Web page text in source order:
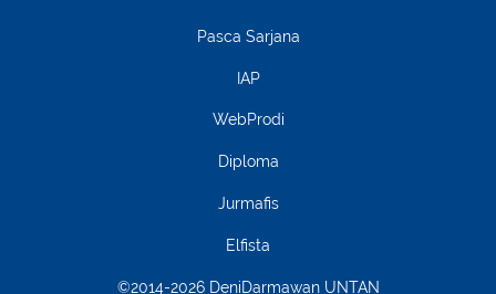
Pasca Sarjana
IAP
WebProdi
Diploma
Jurmafis
Elfista
©2014-2026 DeniDarmawan UNTAN